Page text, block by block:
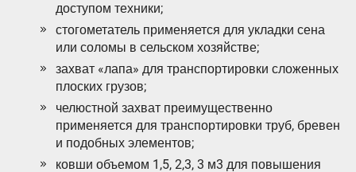
доступом техники;
стогометатель применяется для укладки сена
или соломы в сельском хозяйстве;
захват «лапа» для транспортировки сложенных
плоских грузов;
челюстной захват преимущественно
применяется для транспортировки труб, бревен
и подобных элементов;
ковши объемом 1,5, 2,3, 3 м3 для повышения